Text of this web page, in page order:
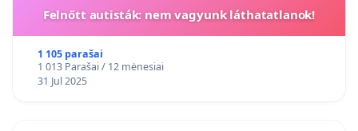
Felnőtt autisták: nem vagyunk láthatatlanok!
1 105 parašai
1 013 Parašai / 12 mėnesiai
31 Jul 2025